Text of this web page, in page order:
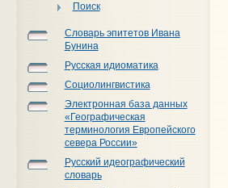
Поиск
Словарь эпитетов Ивана
Бунина
Русская идиоматика
Социолингвистика
Электронная база данных
«Географическая
терминология Европейского
севера России»
Русский идеографический
словарь